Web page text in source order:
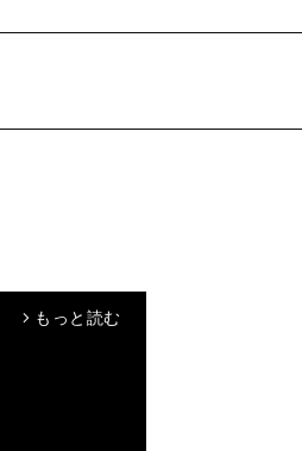
arrow_forward_ios もっと読む